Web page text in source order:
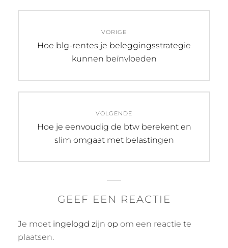
navigatie
VORIGE
Vorig
Hoe blg-rentes je beleggingsstrategie
kunnen beïnvloeden
VOLGENDE
Volgend
bericht:
Hoe je eenvoudig de btw berekent en
slim omgaat met belastingen
GEEF EEN REACTIE
Je moet ingelogd zijn op om een reactie te
plaatsen.